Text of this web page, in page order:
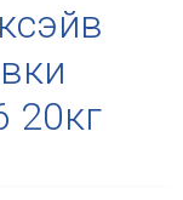
20кг